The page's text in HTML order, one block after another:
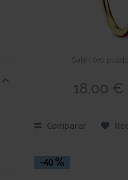
Sale | oro
18,00 €
Comparar
-40